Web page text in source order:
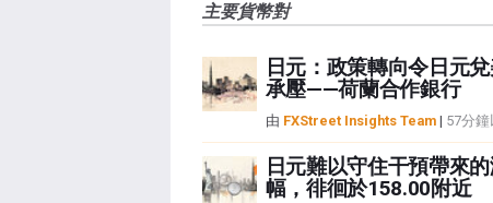
主要貨幣對
日元：政策轉向令日元
承壓——荷蘭合作銀行
由 FXStreet Insights Team| 57分鐘
日元難以守住干預帶來
幅，徘徊於158.00附近